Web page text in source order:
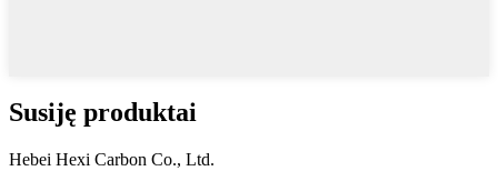
Susiję produktai
Hebei Hexi Carbon Co., Ltd.